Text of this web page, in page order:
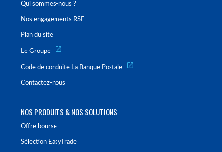
Qui sommes-nous ?
Nos engagements RSE
Plan du site
Le Groupe
Code de conduite La Banque Postale
Contactez-nous
NOS PRODUITS & NOS SOLUTIONS
Offre bourse
Sélection EasyTrade